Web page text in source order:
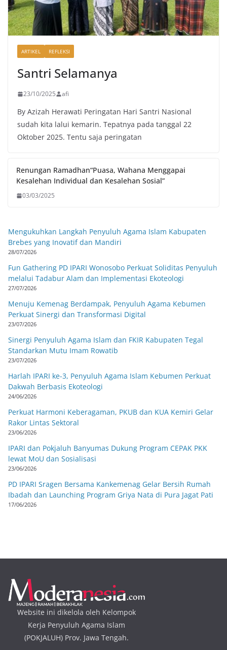
ARTIKEL REFLEKSI
Santri Selamanya
23/10/2025 afi
By Azizah Herawati Peringatan Hari Santri Nasional
sudah kita lalui kemarin. Tepatnya pada tanggal 22
Oktober 2025. Tentu saja peringatan
Renungan Ramadhan“Puasa, Wahana Menggapai
Kesalehan Individual dan Kesalehan Sosial”
03/03/2025
Mengukuhkan Langkah Penyuluh Agama Islam Kabupaten
Brebes yang Inovatif dan Mandiri
28/07/2026
Fun Gathering PD IPARI Wonosobo Perkuat Soliditas Penyuluh
melalui Tadabur Alam dan Implementasi Ekoteologi
27/07/2026
Menuju Kemenag Berdampak, Penyuluh Agama Kebumen
Perkuat Sinergi dan Transformasi Digital
23/07/2026
Sinergi Penyuluh Agama Islam dan FKIR Kabupaten Tegal
Standarkan Mutu Imam Rowatib
23/07/2026
Harlah IPARI ke-3, Penyuluh Agama Islam Kebumen Perkuat
Dakwah Berbasis Ekoteologi
24/06/2026
Perkuat Harmoni Keberagaman, PKUB dan KUA Kemiri Gelar
Rakor Lintas Sektoral
23/06/2026
IPARI dan Pokjaluh Banyumas Dukung Program CEPAK PKK
lewat MoU dan Sosialisasi
23/06/2026
PD IPARI Sragen Bersama Kankemenag Gelar Bersih Rumah
Ibadah dan Launching Program Griya Nata di Pura Jagat Pati
17/06/2026
Website ini dikelola oleh Kelompok
Kerja Penyuluh Agama Islam
(POKJALUH) Prov. Jawa Tengah.